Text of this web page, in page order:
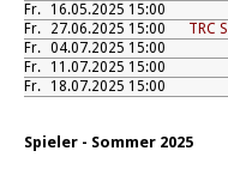
Fr.
16.05.2025 15:00
Fr.
27.06.2025 15:00 TRC
Fr. 04.07.2025 15:00
Fr.
11.07.2025 15:00
Fr.
18.07.2025 15:00
Spieler - Sommer 2025